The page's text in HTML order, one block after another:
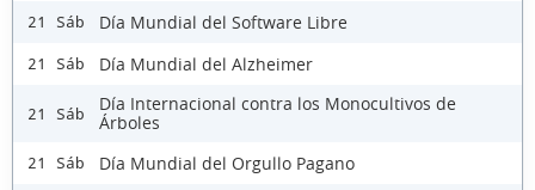
21 Sáb Día Mundial del Software Libre
21 Sáb Día Mundial del Alzheimer
21 Sáb
Día Internacional contra los Monocultivos de
Árboles
21 Sáb Día Mundial del Orgullo Pagano